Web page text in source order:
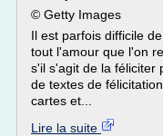
© Getty Images
Il est parfois difficile
tout l'amour que l'on
s'il s'agit de la féliciter
de textes de
cartes et...
Lire la suite